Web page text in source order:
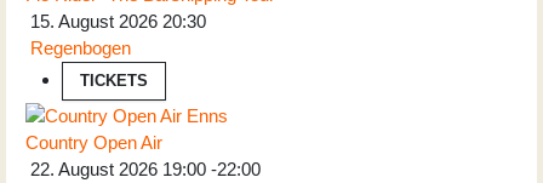
15. August 2026 20:30
Regenbogen
TICKETS
Country Open Air
22. August 2026 19:00 -22:00